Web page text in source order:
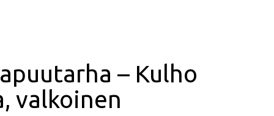
– Kulho
valkoinen